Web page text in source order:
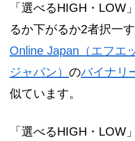
「選べるHIGH・LOW
るか下がるか2者択一
Online Japan（エフエ
ジャパン） のバイナリ
似ています。
「選べるHIGH・LOW